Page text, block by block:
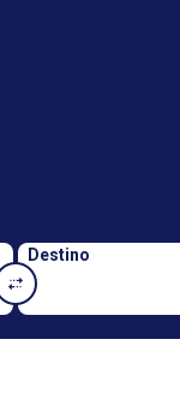
Destino